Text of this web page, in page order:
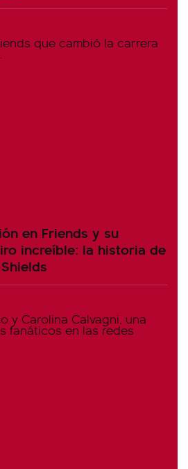
en Friends y su
increíble: la historia de